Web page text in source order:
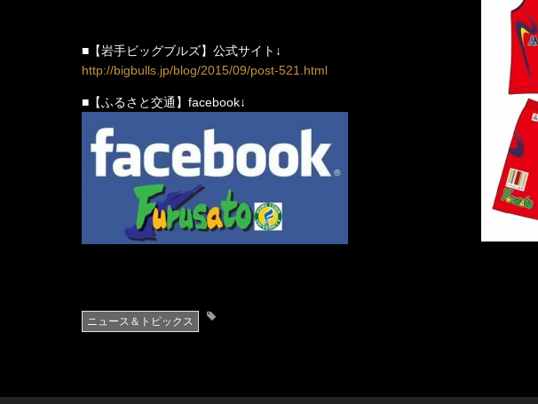
■【岩手ビッグブルズ】公式サイト↓
http://bigbulls.jp/blog/2015/09/post-521.html
■【ふるさと交通】facebook↓
ニュース＆トピックス